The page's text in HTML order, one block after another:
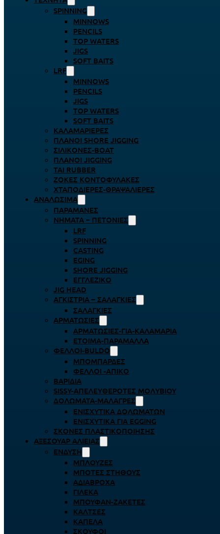
SPINNING
MINNOWS
PENCILS
TOP WATERS
JIGS
SOFT BAITS
LRF
MINNOWS
PENCILS
JIGS
TOP WATERS
SOFT BAITS
ΚΑΛΑΜΑΡΙΈΡΕΣ
ΠΛΆΝΟΙ SHORE JIGGING
ΣΙΛΙΚΌΝΕΣ-BOAT
ΠΛΆΝΟΙ JIGGING
TAI RUBBER
ΖΌΚΕΣ ΚΟΝΤΟΦΎΛΑΚΕΣ
ΧΤΑΠΟΔΙΈΡΕΣ-ΘΡΑΨΑΛΙΈΡΕΣ
ΑΝΑΛΏΣΙΜΑ
ΠΑΡΑΜΆΝΕΣ
ΝΉΜΑΤΑ – ΠΕΤΟΝΙΈΣ
LRF
SPINNING
CASTING
EGING
SHORE JIGGING
ΕΓΓΛΈΖΙΚΟ
JIG HEAD
ΑΓΚΊΣΤΡΙΑ – ΣΑΛΑΓΚΙΈΣ
ΣΑΛΑΓΚΙΈΣ
ΑΡΜΑΤΩΣΙΈΣ
ΑΡΜΑΤΩΣΙΈΣ-ΓΙΑ-ΚΑΛΑΜΆΡΙΑ
ΈΤΟΙΜΑ-ΠΑΡΆΜΑΛΛΑ
ΦΕΛΛΟΊ-BULDO
ΜΠΟΜΠΆΡΔΕΣ
ΦΕΛΛΟΊ -ΑΠΊΚΟ
ΒΑΡΊΔΙΑ
SISSY-ΑΠΕΛΕΥΘΕΡΟΤΈΣ ΜΟΛΥΒΙΟΎ
ΔΟΛΏΜΑΤΑ-ΜΑΛΆΓΡΕΣ
ΕΝΙΣΧΥΤΙΚΆ ΔΟΛΩΜΆΤΩΝ
ΕΝΙΣΧΥΤΙΚΆ ΓΙΑ EGGING
ΣΚΌΝΕΣ ΠΛΑΣΤΙΚΟΠΟΊΗΣΗΣ
ΑΞΕΣΟΥΆΡ ΑΛΙΕΊΑΣ
ΈΝΔΥΣΗ
ΜΠΛΟΎΖΕΣ
ΜΠΌΤΕΣ ΣΤΉΘΟΥΣ
ΑΔΙΆΒΡΟΧΑ
ΓΙΛΈΚΑ
ΜΠΟΥΦΆΝ-ΖΑΚΈΤΕΣ
ΚΆΛΤΣΕΣ
ΚΑΠΈΛΑ
ΣΚΟΎΦΟΙ